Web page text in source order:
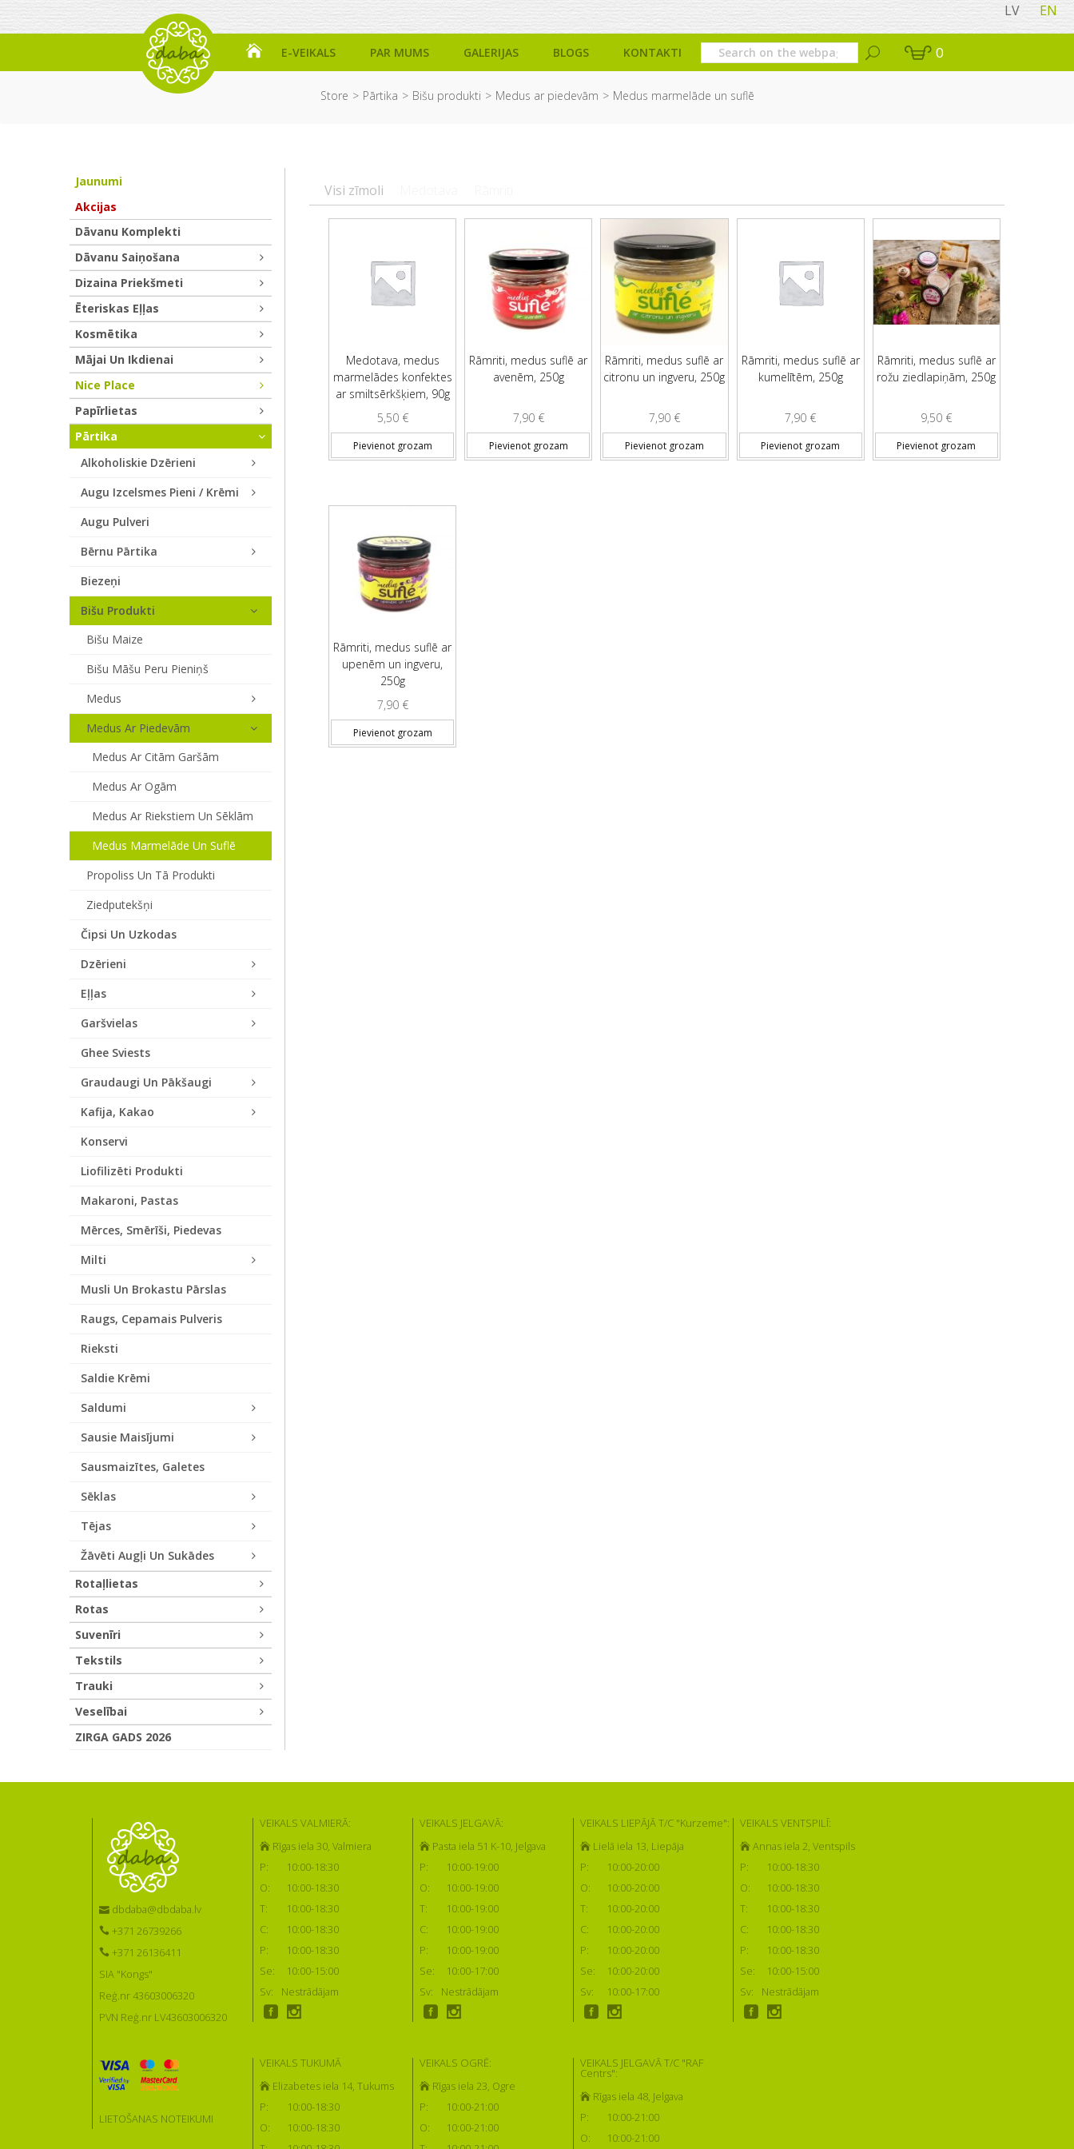
LV EN
E-VEIKALS PAR MUMS GALERIJAS BLOGS KONTAKTI 0
Store Pārtika Bišu produkti Medus ar piedevām Medus marmelāde un suflē
Visi zīmoli
Medotava, medus
marmelādes konfektes
ar smiltsērkšķiem, 90g
5,50 €
Pievienot grozam
Rāmriti, medus suflē ar
avenēm, 250g
7,90 €
Pievienot grozam
Rāmriti, medus suflē ar
citronu un ingveru, 250g
7,90 €
Pievienot grozam
Rāmriti, medus suflē ar
kumelītēm, 250g
7,90 €
Pievienot grozam
Rāmriti, medus suflē ar
rožu ziedlapiņām, 250g
9,50 €
Pievienot grozam
Rāmriti, medus suflē ar
upenēm un ingveru,
250g
7,90 €
Pievienot grozam
Jaunumi
Akcijas
Dāvanu Komplekti
Dāvanu Saiņošana
Dizaina Priekšmeti
Ēteriskas Eļļas
Kosmētika
Mājai Un Ikdienai
Nice Place
Papīrlietas
Pārtika
Alkoholiskie Dzērieni
Augu Izcelsmes Pieni / Krēmi
Augu Pulveri
Bērnu Pārtika
Biezeņi
Bišu Produkti
Bišu Maize
Bišu Māšu Peru Pieniņš
Medus
Medus Ar Piedevām
Medus Ar Citām Garšām
Medus Ar Ogām
Medus Ar Riekstiem Un Sēklām
Medus Marmelāde Un Suflē
Propoliss Un Tā Produkti
Ziedputekšņi
Čipsi Un Uzkodas
Dzērieni
Eļļas
Garšvielas
Ghee Sviests
Graudaugi Un Pākšaugi
Kafija, Kakao
Konservi
Liofilizēti Produkti
Makaroni, Pastas
Mērces, Smērīši, Piedevas
Milti
Musli Un Brokastu Pārslas
Raugs, Cepamais Pulveris
Rieksti
Saldie Krēmi
Saldumi
Sausie Maisījumi
Sausmaizītes, Galetes
Sēklas
Tējas
Žāvēti Augļi Un Sukādes
Rotaļlietas
Rotas
Suvenīri
Tekstils
Trauki
Veselībai
ZIRGA GADS 2026
dbdaba@dbdaba.lv
+371 26739266
+371 26136411
SIA "Kongs"
Reģ.nr 43603006320
PVN Reģ.nr LV43603006320
LIETOŠANAS NOTEIKUMI
VEIKALS VALMIERĀ:
Rīgas iela 30, Valmiera
P:
10:00-18:30
O:
10:00-18:30
T:
10:00-18:30
C:
10:00-18:30
P:
10:00-18:30
Se:
10:00-15:00
Sv:
Nestrādājam
VEIKALS JELGAVĀ:
Pasta iela 51 K-10, Jelgava
P:
10:00-19:00
O:
10:00-19:00
T:
10:00-19:00
C:
10:00-19:00
P:
10:00-19:00
Se:
10:00-17:00
Sv:
Nestrādājam
VEIKALS LIEPĀJĀ T/C "Kurzeme":
Lielā iela 13, Liepāja
P:
10:00-20:00
O:
10:00-20:00
T:
10:00-20:00
C:
10:00-20:00
P:
10:00-20:00
Se:
10:00-20:00
Sv:
10:00-17:00
VEIKALS VENTSPILĪ:
Annas iela 2, Ventspils
P:
10:00-18:30
O:
10:00-18:30
T:
10:00-18:30
C:
10:00-18:30
P:
10:00-18:30
Se:
10:00-15:00
Sv:
Nestrādājam
VEIKALS TUKUMĀ
Elizabetes iela 14, Tukums
P:
10:00-18:30
O:
10:00-18:30
VEIKALS OGRĒ:
Rīgas iela 23, Ogre
P:
10:00-21:00
O:
10:00-21:00
VEIKALS JELGAVĀ T/C "RAF
Centrs":
Rīgas iela 48, Jelgava
P:
10:00-21:00
O:
10:00-21:00